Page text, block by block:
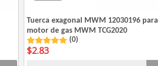
Tuerca exagonal MWM 12030196 para
motor de gas MWM TCG2020
(0)
$2.83